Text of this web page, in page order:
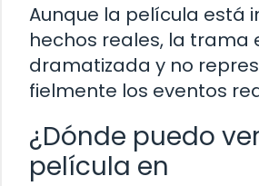
Aunque la película está
hechos reales, la trama
dramatizada y no
fielmente los eventos
¿Dónde puedo
película en